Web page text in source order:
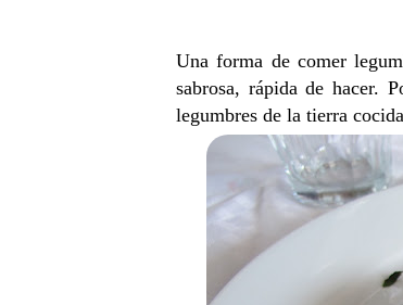
Una forma de comer
sabrosa, rápida de hacer.
legumbres de la tierra